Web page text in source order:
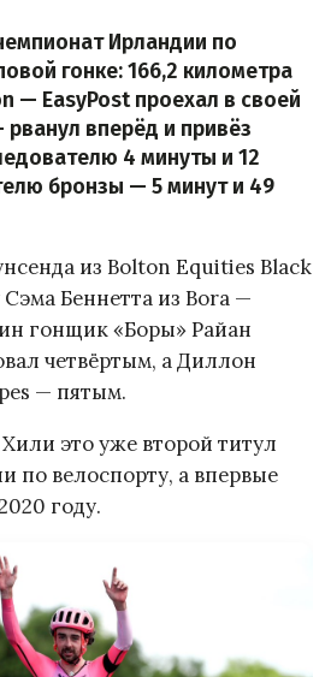
Ирландии по
гонке: 166,2 километра
— EasyPost проехал в своей
вперёд и привёз
4 минуты и 12
бронзы — 5 минут и 49
из Bolton Equities Black
Сэма Беннетта из Bora —
гонщик «Боры» Райан
четвёртым, а Диллон
— пятым.
это уже второй титул
по велоспорту, а впервые
году.